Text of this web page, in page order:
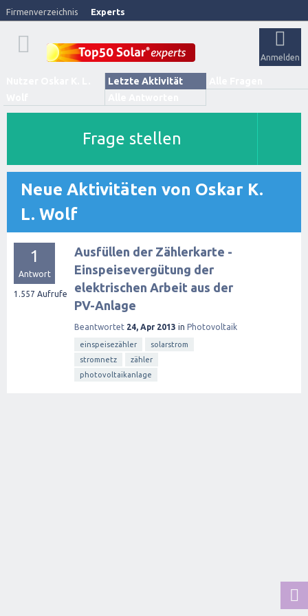
Firmenverzeichnis Experts
Anmelden
Letzte Aktivität
Frage stellen
Neue Aktivitäten von Oskar K.
L. Wolf
1
Antwort
1.557 Aufrufe
Ausfüllen der Zählerkarte -
Einspeisevergütung der
elektrischen Arbeit aus der
PV-Anlage
Beantwortet 24, Apr 2013 in Photovoltaik
einspeisezähler
solarstrom
stromnetz
zähler
photovoltaikanlage